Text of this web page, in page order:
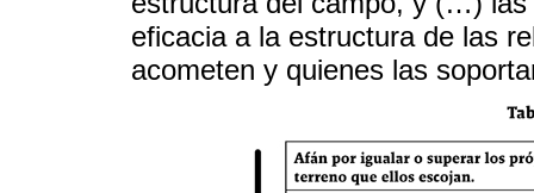
eficacia a la estructura de las
acometen y quienes las